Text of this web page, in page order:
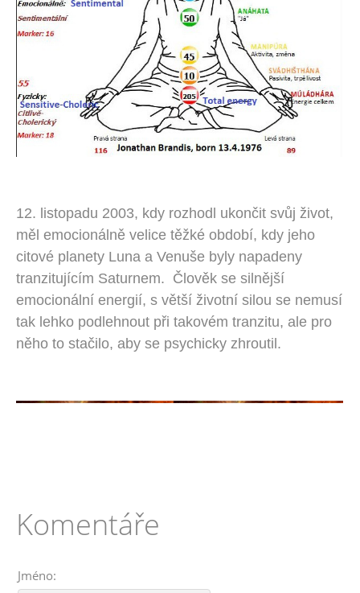
12. listopadu 2003, kdy rozhodl ukončit svůj život,
měl emocionálně velice těžké období, kdy jeho
citové planety Luna a Venuše byly napadeny
tranzitujícím Saturnem. Člověk se silnější
emocionální energií, s větší životní silou se nemusí
tak lehko podlehnout při takovém tranzitu, ale pro
něho to stačilo, aby se psychicky zhroutil.
Komentáře
Jméno: